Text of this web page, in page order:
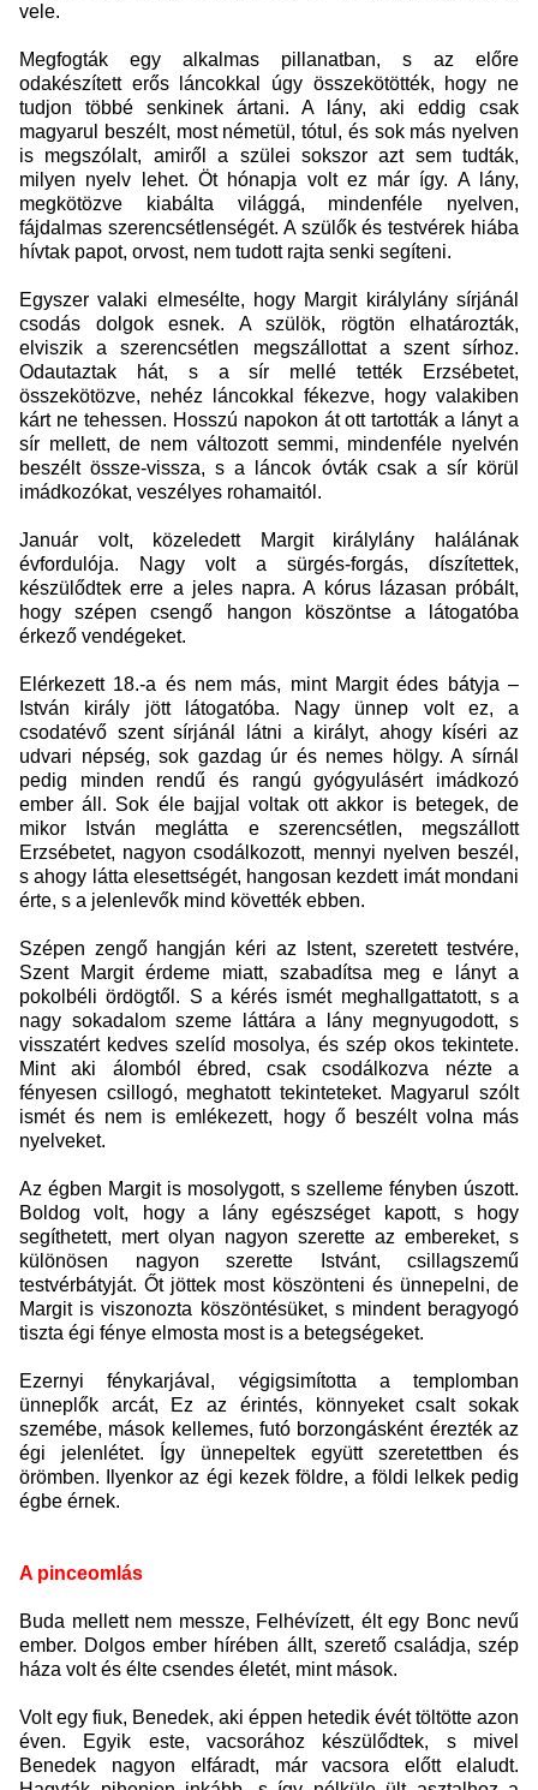
vele.
Megfogták egy alkalmas pillanatban, s az előre
odakészített erős láncokkal úgy összekötötték, hogy ne
tudjon többé senkinek ártani. A lány, aki eddig csak
magyarul beszélt, most németül, tótul, és sok más nyelven
is megszólalt, amiről a szülei sokszor azt sem tudták,
milyen nyelv lehet. Öt hónapja volt ez már így. A lány,
megkötözve kiabálta világgá, mindenféle nyelven,
fájdalmas szerencsétlenségét. A szülők és testvérek hiába
hívtak papot, orvost, nem tudott rajta senki segíteni.
Egyszer valaki elmesélte, hogy Margit királylány sírjánál
csodás dolgok esnek. A szülök, rögtön elhatározták,
elviszik a szerencsétlen megszállottat a szent sírhoz.
Odautaztak hát, s a sír mellé tették Erzsébetet,
összekötözve, nehéz láncokkal fékezve, hogy valakiben
kárt ne tehessen. Hosszú napokon át ott tartották a lányt a
sír mellett, de nem változott semmi, mindenféle nyelvén
beszélt össze-vissza, s a láncok óvták csak a sír körül
imádkozókat, veszélyes rohamaitól.
Január volt, közeledett Margit királylány halálának
évfordulója. Nagy volt a sürgés-forgás, díszítettek,
készülődtek erre a jeles napra. A kórus lázasan próbált,
hogy szépen csengő hangon köszöntse a látogatóba
érkező vendégeket.
Elérkezett 18.-a és nem más, mint Margit édes bátyja –
István király jött látogatóba. Nagy ünnep volt ez, a
csodatévő szent sírjánál látni a királyt, ahogy kíséri az
udvari népség, sok gazdag úr és nemes hölgy. A sírnál
pedig minden rendű és rangú gyógyulásért imádkozó
ember áll. Sok éle bajjal voltak ott akkor is betegek, de
mikor István meglátta e szerencsétlen, megszállott
Erzsébetet, nagyon csodálkozott, mennyi nyelven beszél,
s ahogy látta elesettségét, hangosan kezdett imát mondani
érte, s a jelenlevők mind követték ebben.
Szépen zengő hangján kéri az Istent, szeretett testvére,
Szent Margit érdeme miatt, szabadítsa meg e lányt a
pokolbéli ördögtől. S a kérés ismét meghallgattatott, s a
nagy sokadalom szeme láttára a lány megnyugodott, s
visszatért kedves szelíd mosolya, és szép okos tekintete.
Mint aki álomból ébred, csak csodálkozva nézte a
fényesen csillogó, meghatott tekinteteket. Magyarul szólt
ismét és nem is emlékezett, hogy ő beszélt volna más
nyelveket.
Az égben Margit is mosolygott, s szelleme fényben úszott.
Boldog volt, hogy a lány egészséget kapott, s hogy
segíthetett, mert olyan nagyon szerette az embereket, s
különösen nagyon szerette Istvánt, csillagszemű
testvérbátyját. Őt jöttek most köszönteni és ünnepelni, de
Margit is viszonozta köszöntésüket, s mindent beragyogó
tiszta égi fénye elmosta most is a betegségeket.
Ezernyi fénykarjával, végigsimította a templomban
ünneplők arcát, Ez az érintés, könnyeket csalt sokak
szemébe, mások kellemes, futó borzongásként érezték az
égi jelenlétet. Így ünnepeltek együtt szeretettben és
örömben. Ilyenkor az égi kezek földre, a földi lelkek pedig
égbe érnek.
A pinceomlás
Buda mellett nem messze, Felhévízett, élt egy Bonc nevű
ember. Dolgos ember hírében állt, szerető családja, szép
háza volt és élte csendes életét, mint mások.
Volt egy fiuk, Benedek, aki éppen hetedik évét töltötte azon
éven. Egyik este, vacsorához készülődtek, s mivel
Benedek nagyon elfáradt, már vacsora előtt elaludt.